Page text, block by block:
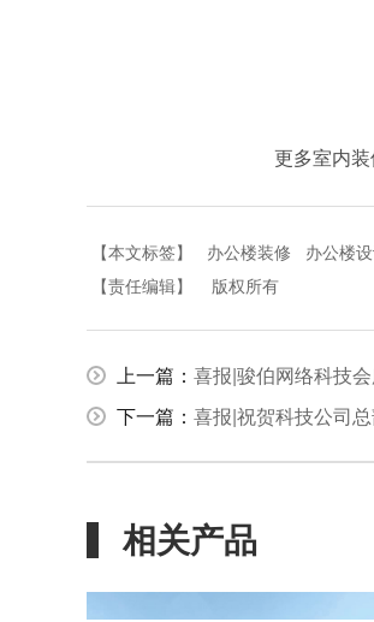
更多室内装
【本文标签】 办公楼装修 办公楼
【责任编辑】
版权所有
上一篇： 喜报|骏伯网络科技
下一篇： 喜报|祝贺科技公司
相关产品